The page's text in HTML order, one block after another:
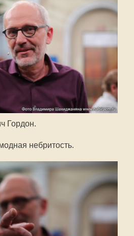
Гордон.
небритость.